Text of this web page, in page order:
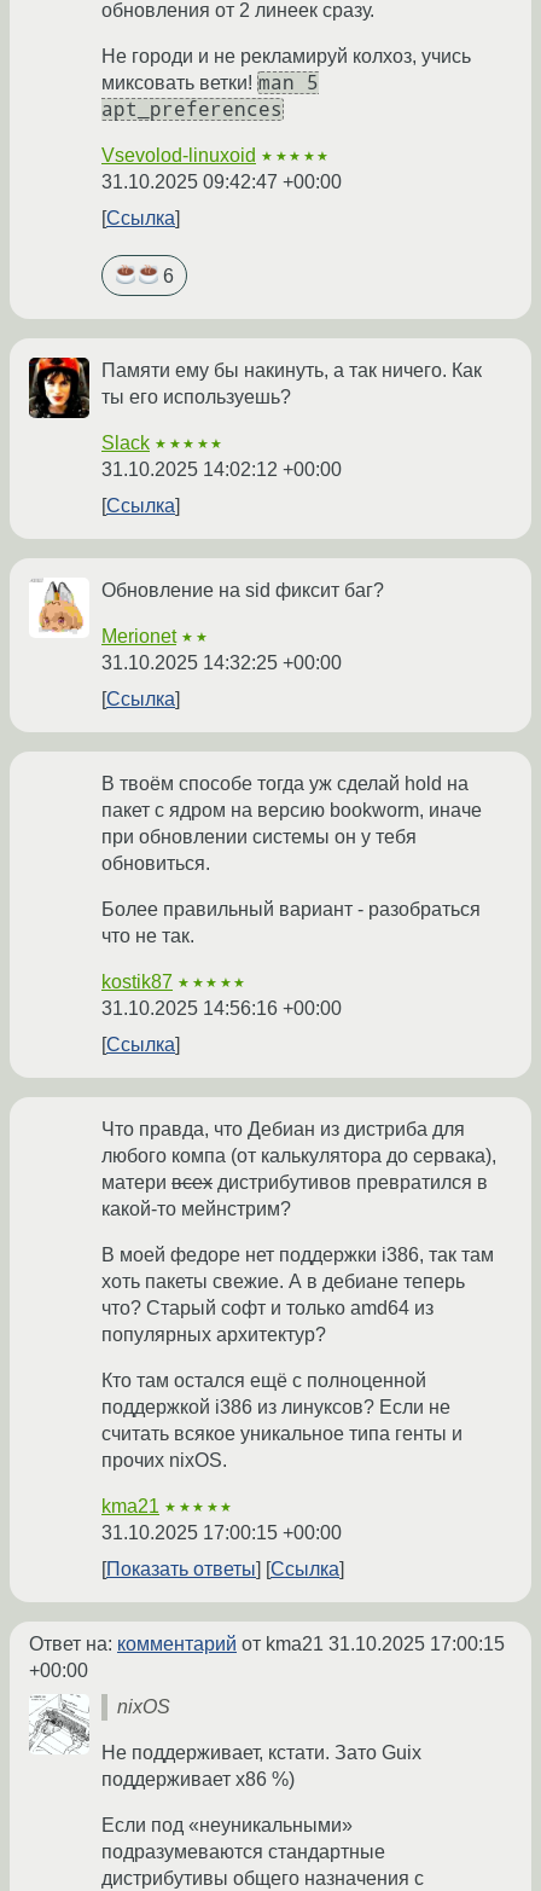
обновления от 2 линеек сразу.
Не городи и не рекламируй колхоз, учись
миксовать ветки! man 5
apt_preferences
Vsevolod-linuxoid ★★★★★
31.10.2025 09:42:47 +00:00
Ссылка
6
Памяти ему бы накинуть, а так ничего. Как
ты его используешь?
Slack ★★★★★
31.10.2025 14:02:12 +00:00
Ссылка
Обновление на sid фиксит баг?
Merionet ★★
31.10.2025 14:32:25 +00:00
Ссылка
В твоём способе тогда уж сделай hold на
пакет с ядром на версию bookworm, иначе
при обновлении системы он у тебя
обновиться.
Более правильный вариант - разобраться
что не так.
kostik87 ★★★★★
31.10.2025 14:56:16 +00:00
Ссылка
Что правда, что Дебиан из дистриба для
любого компа (от калькулятора до сервака),
матери всех дистрибутивов превратился в
какой-то мейнстрим?
В моей федоре нет поддержки i386, так там
хоть пакеты свежие. А в дебиане теперь
что? Старый софт и только amd64 из
популярных архитектур?
Кто там остался ещё с полноценной
поддержкой i386 из линуксов? Если не
считать всякое уникальное типа генты и
прочих nixOS.
kma21 ★★★★★
31.10.2025 17:00:15 +00:00
Показать ответы
Ссылка
Ответ на: комментарий от kma21 31.10.2025 17:00:15
+00:00
nixOS
Не поддерживает, кстати. Зато Guix
поддерживает x86 %)
Если под «неуникальными»
подразумеваются стандартные
дистрибутивы общего назначения с